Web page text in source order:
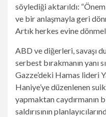
söylediği aktarıldı:
ve bir anlaşmayla geri
Artık herkes evine
ABD ve diğerleri, savaşı
serbest bırakmanın yanı
Gazze’deki Hamas lideri
Haniye’ye düzenlenen
yapmaktan caydırmanın
saldırısının